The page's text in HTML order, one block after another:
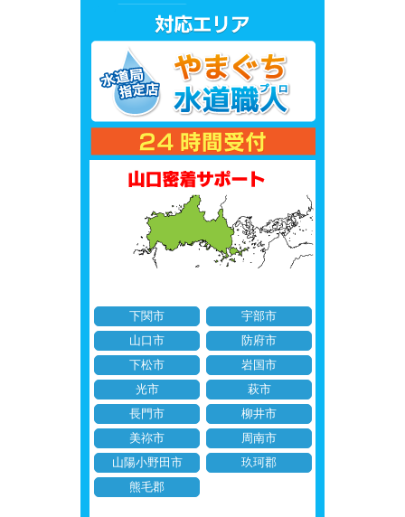
下関市
宇部市
山口市
防府市
下松市
岩国市
光市
萩市
長門市
柳井市
美祢市
周南市
山陽小野田市
玖珂郡
熊毛郡